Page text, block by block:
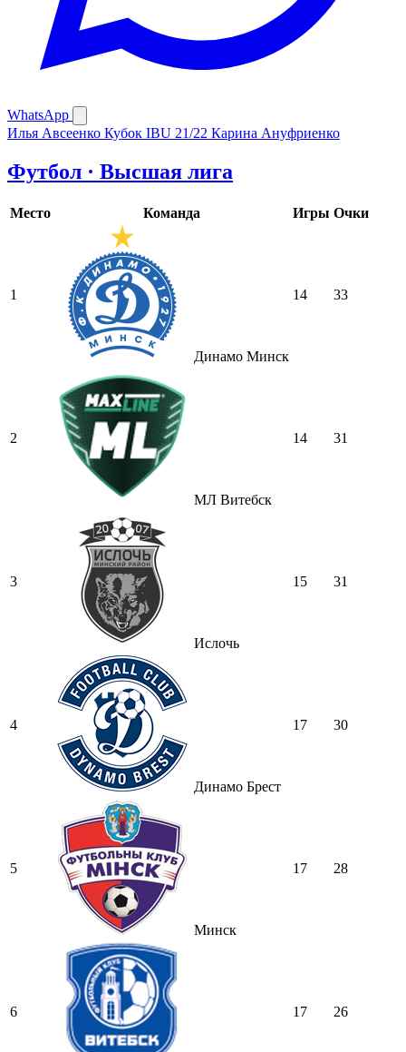
WhatsApp
Илья Авсеенко Кубок IBU 21/22 Карина Ануфриенко
Футбол · Высшая лига
Место Команда Игры Очки
1
Динамо Минск
14 33
2
МЛ Витебск
14 31
3
Ислочь
15 31
4
Динамо Брест
17 30
5
Минск
17 28
6 17 26